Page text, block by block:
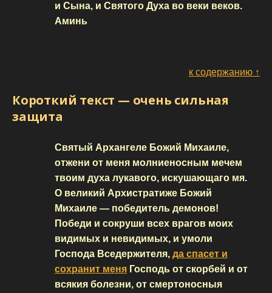
и Сына, и Святого Духа во веки веков.
Аминь
к содержанию ↑
Короткий текст — очень сильная
защита
Святый Архангеле Божий Михаиле,
отжени от меня молниеносным мечем
твоим духа лукавого, искушающаго мя.
О великий Архистратиже Божий
Михаиле — победитель демонов!
Победи и сокруши всех врагов моих
видимых и невидимых, и умоли
Господа Вседержителя, да спасет и
сохранит меня Господь от скорбей и от
всякия болезни, от смертоносныя